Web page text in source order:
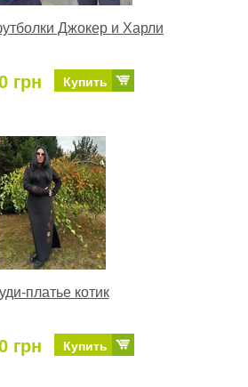
Джокер и Харли
грн Купить
платье котик
грн Купить